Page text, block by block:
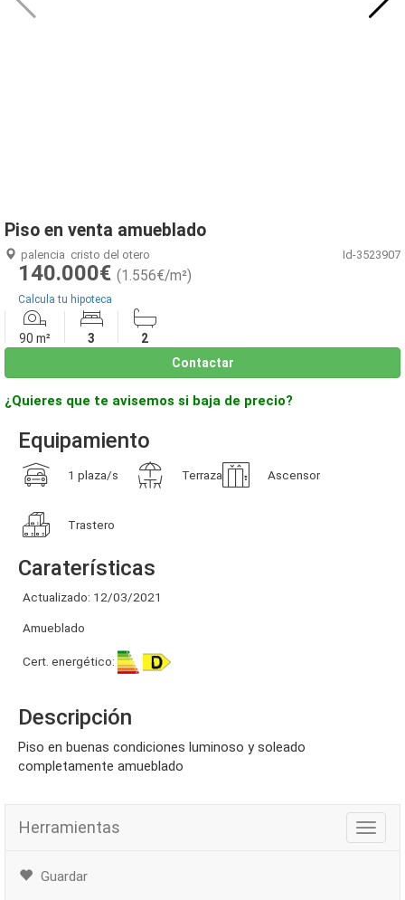
Piso en venta amueblado
palencia cristo del otero Id-3523907
140.000€ (1.556€/m²)
Calcula tu hipoteca
90 m² 3
2
Contactar
¿Quieres que te avisemos si baja de precio?
Equipamiento
1 plaza/s Terraza Ascensor
Trastero
Caraterísticas
Actualizado: 12/03/2021
Amueblado
Cert. energético:
Descripción
piso en buenas condiciones luminoso y soleado
completamente amueblado
Herramientas
Guardar